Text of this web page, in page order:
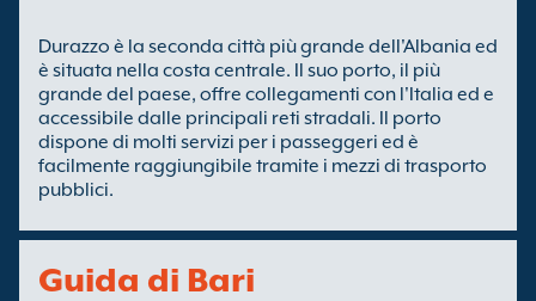
Durazzo è la seconda città più grande dell'Albania ed
è situata nella costa centrale. Il suo porto, il più
grande del paese, offre collegamenti con l'Italia ed e
accessibile dalle principali reti stradali. Il porto
dispone di molti servizi per i passeggeri ed è
facilmente raggiungibile tramite i mezzi di trasporto
pubblici.
Guida di Bari